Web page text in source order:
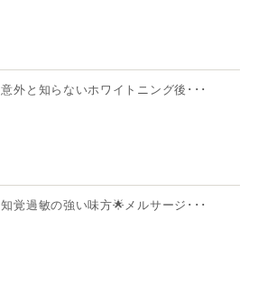
意外と知らないホワイトニング後･･･
知覚過敏の強い味方🌟メルサージ･･･